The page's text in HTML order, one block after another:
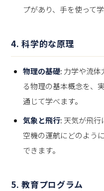
プがあり、手を使って
4.科学的な原理
物理の基礎: 力学や流
る物理の基本概念を、
通じて学べます。
気象と飛行: 天気が飛
空機の運航にどのよう
できます。
5.教育プログラム